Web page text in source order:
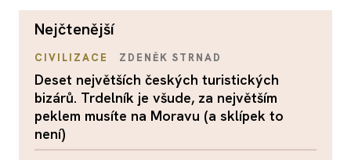
nejčtenější
CIVILIZACE ZDENĚK STRNAD
Deset největších českých turistických
bizárů. Trdelník je všude, za největším
peklem musíte na Moravu (a sklípek to
není)